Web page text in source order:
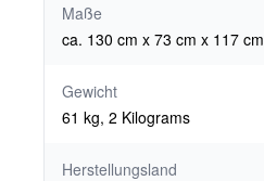
Maße
ca. 130 cm x 73 cm x 117 cm
Gewicht
61 kg, ‎2 Kilograms
Herstellungsland